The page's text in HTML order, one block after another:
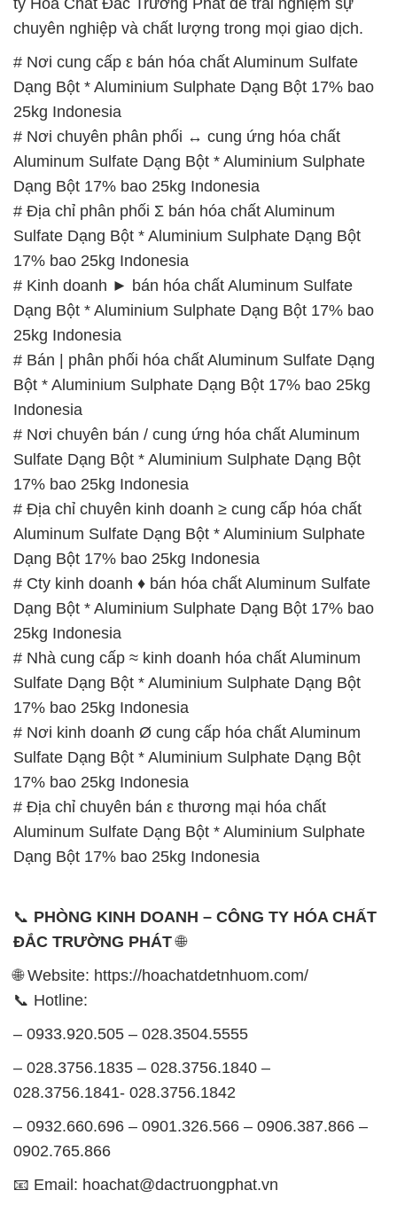
chuyên nghiệp và chất lượng trong mọi giao dịch.
# Nơi cung cấp ε bán hóa chất Aluminum Sulfate
Dạng Bột * Aluminium Sulphate Dạng Bột 17% bao
25kg Indonesia
# Nơi chuyên phân phối ↔ cung ứng hóa chất
Aluminum Sulfate Dạng Bột * Aluminium Sulphate
Dạng Bột 17% bao 25kg Indonesia
# Địa chỉ phân phối Σ bán hóa chất Aluminum
Sulfate Dạng Bột * Aluminium Sulphate Dạng Bột
17% bao 25kg Indonesia
# Kinh doanh ► bán hóa chất Aluminum Sulfate
Dạng Bột * Aluminium Sulphate Dạng Bột 17% bao
25kg Indonesia
# Bán | phân phối hóa chất Aluminum Sulfate Dạng
Bột * Aluminium Sulphate Dạng Bột 17% bao 25kg
Indonesia
# Nơi chuyên bán / cung ứng hóa chất Aluminum
Sulfate Dạng Bột * Aluminium Sulphate Dạng Bột
17% bao 25kg Indonesia
# Địa chỉ chuyên kinh doanh ≥ cung cấp hóa chất
Aluminum Sulfate Dạng Bột * Aluminium Sulphate
Dạng Bột 17% bao 25kg Indonesia
# Cty kinh doanh ♦ bán hóa chất Aluminum Sulfate
Dạng Bột * Aluminium Sulphate Dạng Bột 17% bao
25kg Indonesia
# Nhà cung cấp ≈ kinh doanh hóa chất Aluminum
Sulfate Dạng Bột * Aluminium Sulphate Dạng Bột
17% bao 25kg Indonesia
# Nơi kinh doanh Ø cung cấp hóa chất Aluminum
Sulfate Dạng Bột * Aluminium Sulphate Dạng Bột
17% bao 25kg Indonesia
# Địa chỉ chuyên bán ε thương mại hóa chất
Aluminum Sulfate Dạng Bột * Aluminium Sulphate
Dạng Bột 17% bao 25kg Indonesia
📞 PHÒNG KINH DOANH – CÔNG TY HÓA CHẤT
ĐẮC TRƯỜNG PHÁT🌐
🌐 Website: https://hoachatdetnhuom.com/
📞 Hotline:
– 0933.920.505 – 028.3504.5555
– 028.3756.1835 – 028.3756.1840 –
028.3756.1841- 028.3756.1842
– 0932.660.696 – 0901.326.566 – 0906.387.866 –
0902.765.866
📧 Email: hoachat@dactruongphat.vn